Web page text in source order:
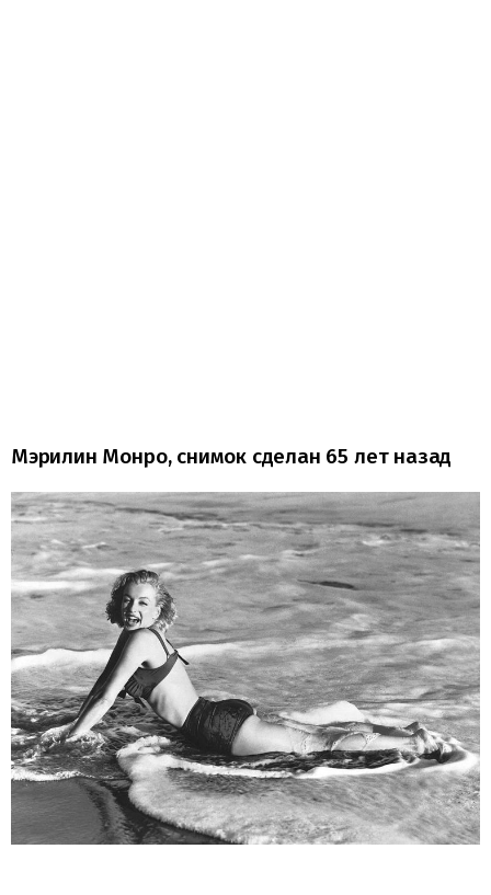
Мэрилин Монро, снимок сделан 65 лет назад